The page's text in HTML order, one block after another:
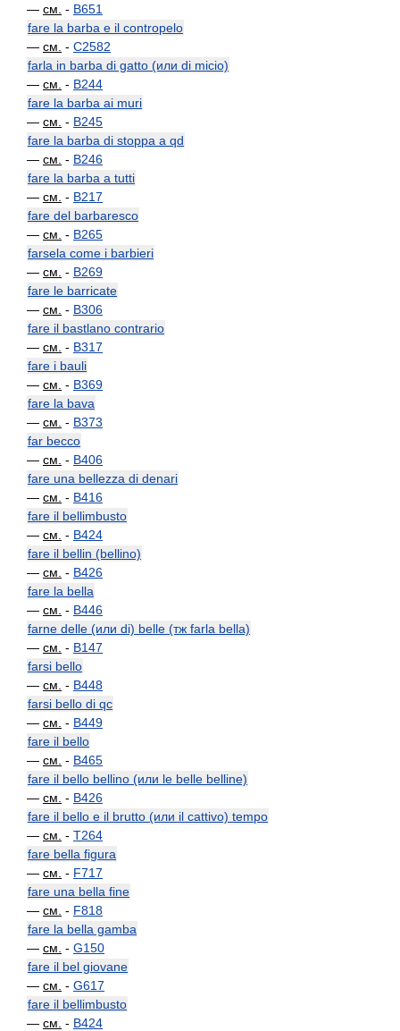
— см. - B651
fare la barba e il contropelo
— см. - C2582
farla in barba di gatto (или di micio)
— см. - B244
fare la barba ai muri
— см. - B245
fare la barba di stoppa a qd
— см. - B246
fare la barba a tutti
— см. - B217
fare del barbaresco
— см. - B265
farsela come i barbieri
— см. - B269
fare le barricate
— см. - B306
fare il bastlano contrario
— см. - B317
fare i bauli
— см. - B369
fare la bava
— см. - B373
far becco
— см. - B406
fare una bellezza di denari
— см. - B416
fare il bellimbusto
— см. - B424
fare il bellin (bellino)
— см. - B426
fare la bella
— см. - B446
farne delle (или di) belle (тж farla bella)
— см. - B147
farsi bello
— см. - B448
farsi bello di qc
— см. - B449
fare il bello
— см. - B465
fare il bello bellino (или le belle belline)
— см. - B426
fare il bello e il brutto (или il cattivo) tempo
— см. - T264
fare bella figura
— см. - F717
fare una bella fine
— см. - F818
fare la bella gamba
— см. - G150
fare il bel giovane
— см. - G617
fare il bellimbusto
— см. - B424